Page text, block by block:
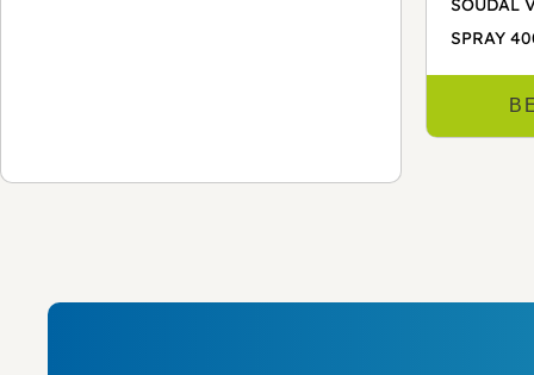
SOUDAL
SPRAY